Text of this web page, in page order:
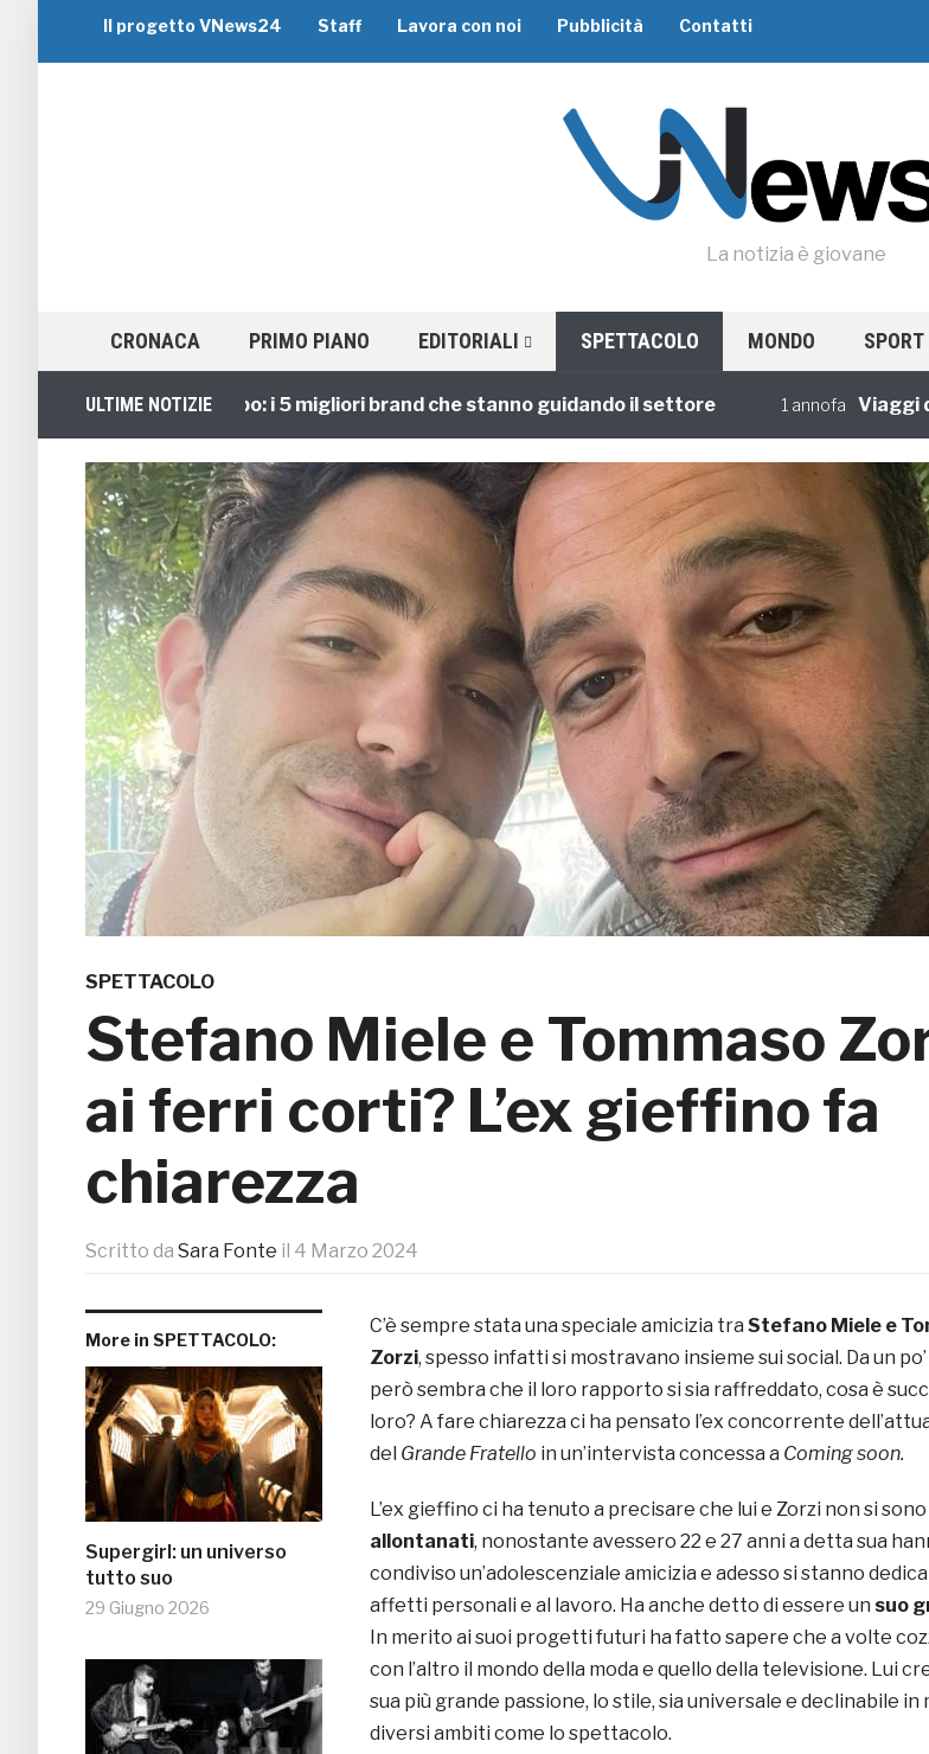
Il progetto VNews24 Staff Lavora con noi Pubblicità Contatti
La notizia è giovane
CRONACA PRIMO PIANO EDITORIALI SPETTACOLO MONDO SPORT
ULTIME NOTIZIE
Viaggi di Gruppo: i 5 migliori brand che stanno guidando il settore 1 annofa Viaggi di
SPETTACOLO
Stefano Miele e Tommaso
ai ferri corti? L’ex gieffino fa
chiarezza
Scritto da Sara Fonte il 4 Marzo 2024
More in SPETTACOLO:
Supergirl: un universo
tutto suo
29 Giugno 2026
C’è sempre stata una speciale amicizia tra Stefano Miele e
Zorzi, spesso infatti si mostravano insieme sui social. Da un
però sembra che il loro rapporto si sia raffreddato, cosa è
loro? A fare chiarezza ci ha pensato l’ex concorrente
del Grande Fratello in un’intervista concessa a Coming soon.
L’ex gieffino ci ha tenuto a precisare che lui e Zorzi non si sono
allontanati, nonostante avessero 22 e 27 anni a detta sua
condiviso un’adolescenziale amicizia e adesso si stanno
affetti personali e al lavoro. Ha anche detto di essere un suo
In merito ai suoi progetti futuri ha fatto sapere che a volte
con l’altro il mondo della moda e quello della televisione. Lui
sua più grande passione, lo stile, sia universale e declinabile in
diversi ambiti come lo spettacolo.